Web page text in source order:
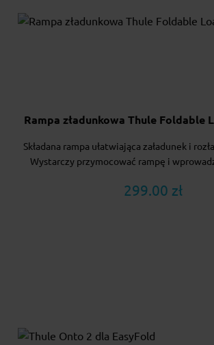
Rampa zładunkowa Thule Foldable
Składana rampa ułatwiająca załadunek i
Wystarczy przymocować rampę i
299.00 zł